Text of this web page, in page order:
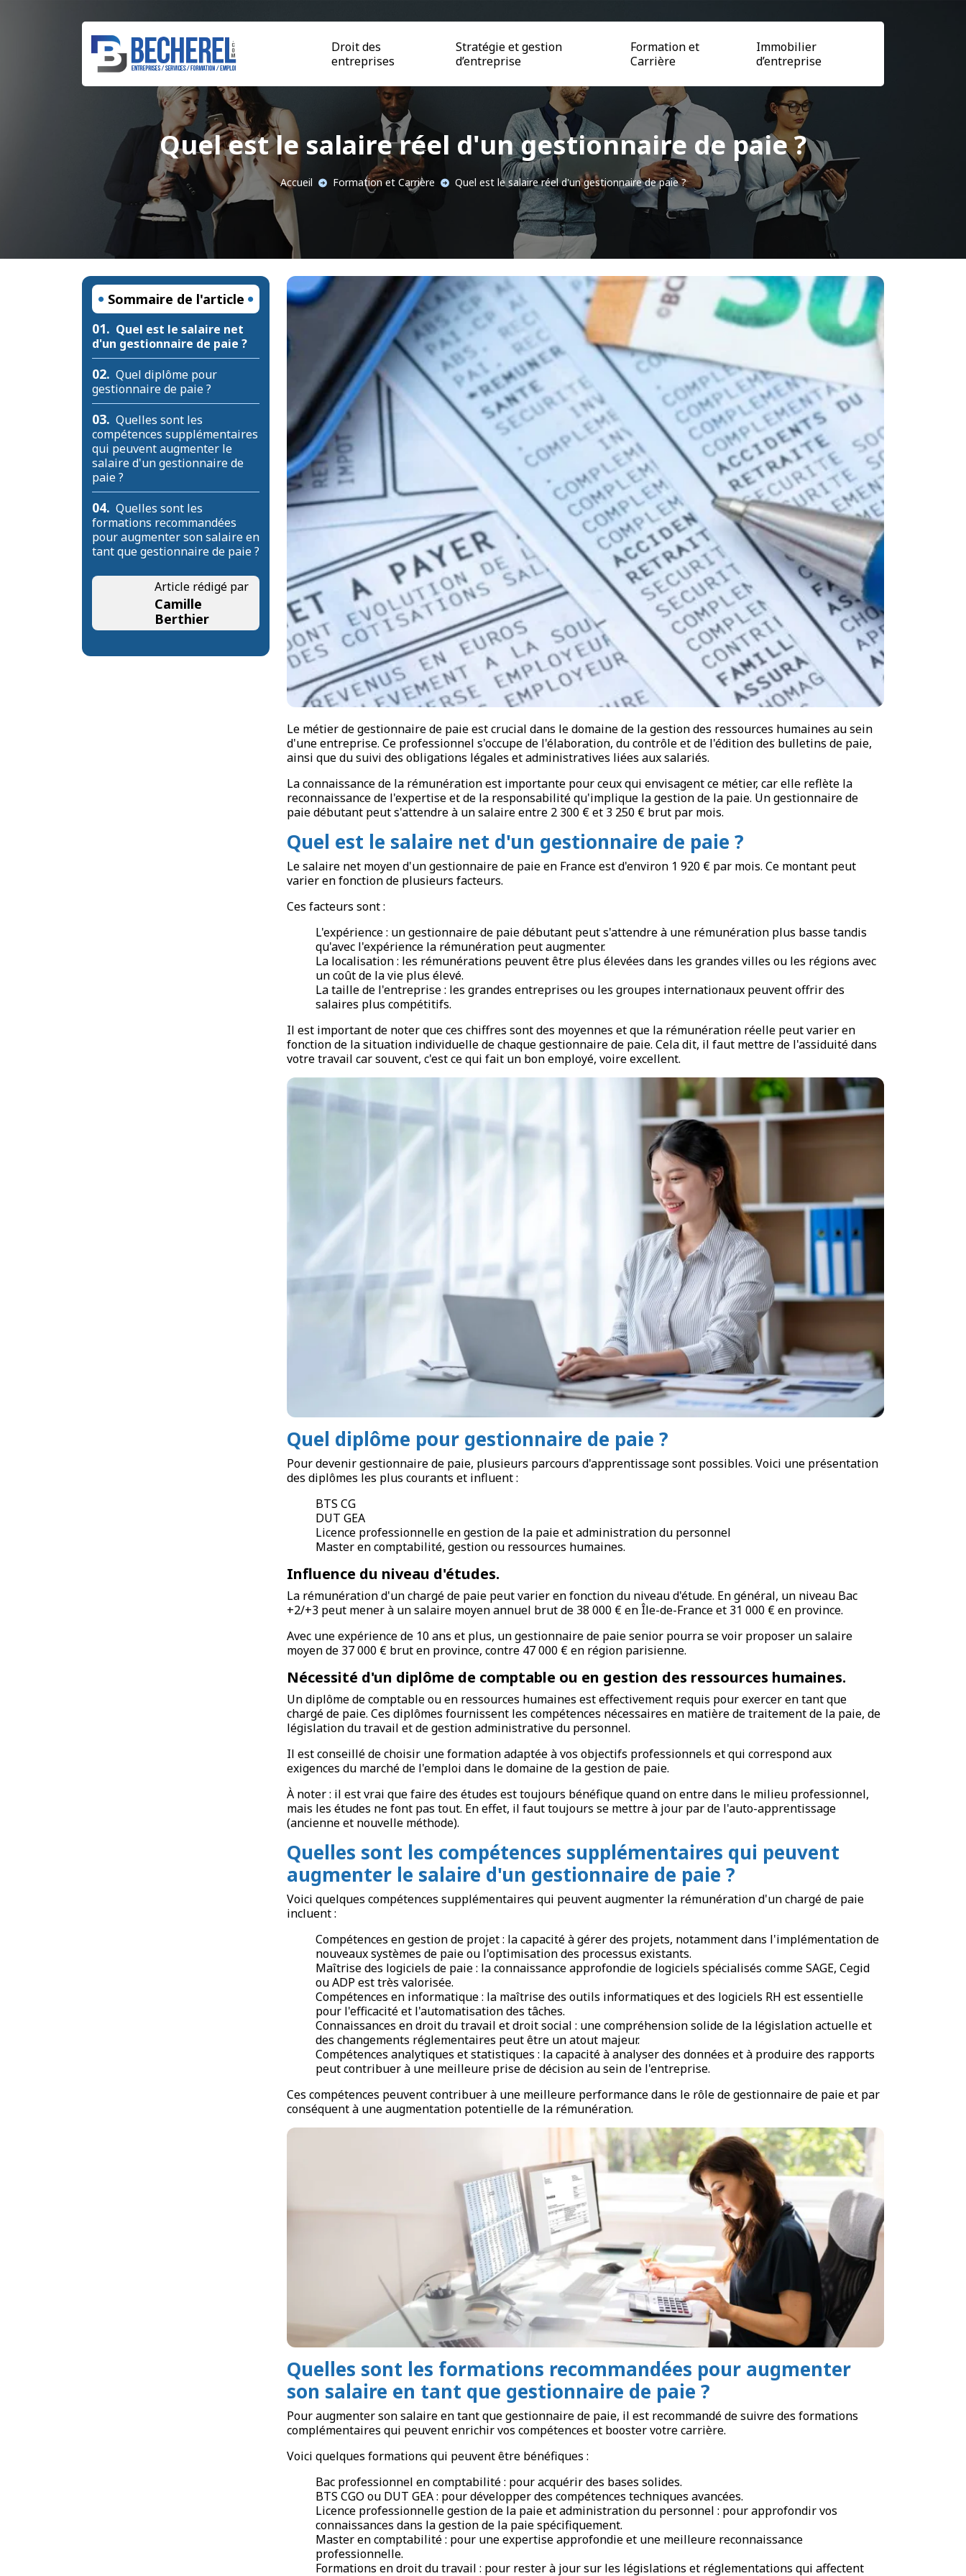
Droit des
entreprises
Stratégie et gestion
d’entreprise
Formation et
Carrière
Immobilier
d’entreprise
Quel est le salaire réel d'un gestionnaire de paie ?
Accueil Formation et Carrière Quel est le salaire réel d'un gestionnaire de paie ?
Le métier de gestionnaire de paie est crucial dans le domaine de la gestion des ressources humaines au sein
d'une entreprise. Ce professionnel s'occupe de l'élaboration, du contrôle et de l'édition des bulletins de paie,
ainsi que du suivi des obligations légales et administratives liées aux salariés.
La connaissance de la rémunération est importante pour ceux qui envisagent ce métier, car elle reflète la
reconnaissance de l'expertise et de la responsabilité qu'implique la gestion de la paie. Un gestionnaire de
paie débutant peut s'attendre à un salaire entre 2 300 € et 3 250 € brut par mois.
Quel est le salaire net d'un gestionnaire de paie ?
Le salaire net moyen d'un gestionnaire de paie en France est d'environ 1 920 € par mois. Ce montant peut
varier en fonction de plusieurs facteurs.
Ces facteurs sont :
L'expérience : un gestionnaire de paie débutant peut s'attendre à une rémunération plus basse tandis
qu'avec l'expérience la rémunération peut augmenter.
La localisation : les rémunérations peuvent être plus élevées dans les grandes villes ou les régions avec
un coût de la vie plus élevé.
La taille de l'entreprise : les grandes entreprises ou les groupes internationaux peuvent offrir des
salaires plus compétitifs.
Il est important de noter que ces chiffres sont des moyennes et que la rémunération réelle peut varier en
fonction de la situation individuelle de chaque gestionnaire de paie. Cela dit, il faut mettre de l'assiduité dans
votre travail car souvent, c'est ce qui fait un bon employé, voire excellent.
Quel diplôme pour gestionnaire de paie ?
Pour devenir gestionnaire de paie, plusieurs parcours d'apprentissage sont possibles. Voici une présentation
des diplômes les plus courants et influent :
BTS CG
DUT GEA
Licence professionnelle en gestion de la paie et administration du personnel
Master en comptabilité, gestion ou ressources humaines.
Influence du niveau d'études.
La rémunération d'un chargé de paie peut varier en fonction du niveau d'étude. En général, un niveau Bac
+2/+3 peut mener à un salaire moyen annuel brut de 38 000 € en Île-de-France et 31 000 € en province.
Avec une expérience de 10 ans et plus, un gestionnaire de paie senior pourra se voir proposer un salaire
moyen de 37 000 € brut en province, contre 47 000 € en région parisienne.
Nécessité d'un diplôme de comptable ou en gestion des ressources humaines.
Un diplôme de comptable ou en ressources humaines est effectivement requis pour exercer en tant que
chargé de paie. Ces diplômes fournissent les compétences nécessaires en matière de traitement de la paie, de
législation du travail et de gestion administrative du personnel.
Il est conseillé de choisir une formation adaptée à vos objectifs professionnels et qui correspond aux
exigences du marché de l'emploi dans le domaine de la gestion de paie.
À noter : il est vrai que faire des études est toujours bénéfique quand on entre dans le milieu professionnel,
mais les études ne font pas tout. En effet, il faut toujours se mettre à jour par de l'auto-apprentissage
(ancienne et nouvelle méthode).
Quelles sont les compétences supplémentaires qui peuvent
augmenter le salaire d'un gestionnaire de paie ?
Voici quelques compétences supplémentaires qui peuvent augmenter la rémunération d'un chargé de paie
incluent :
Compétences en gestion de projet : la capacité à gérer des projets, notamment dans l'implémentation de
nouveaux systèmes de paie ou l'optimisation des processus existants.
Maîtrise des logiciels de paie : la connaissance approfondie de logiciels spécialisés comme SAGE, Cegid
ou ADP est très valorisée.
Compétences en informatique : la maîtrise des outils informatiques et des logiciels RH est essentielle
pour l'efficacité et l'automatisation des tâches.
Connaissances en droit du travail et droit social : une compréhension solide de la législation actuelle et
des changements réglementaires peut être un atout majeur.
Compétences analytiques et statistiques : la capacité à analyser des données et à produire des rapports
peut contribuer à une meilleure prise de décision au sein de l'entreprise.
Ces compétences peuvent contribuer à une meilleure performance dans le rôle de gestionnaire de paie et par
conséquent à une augmentation potentielle de la rémunération.
Quelles sont les formations recommandées pour augmenter
son salaire en tant que gestionnaire de paie ?
Pour augmenter son salaire en tant que gestionnaire de paie, il est recommandé de suivre des formations
complémentaires qui peuvent enrichir vos compétences et booster votre carrière.
Voici quelques formations qui peuvent être bénéfiques :
Bac professionnel en comptabilité : pour acquérir des bases solides.
BTS CGO ou DUT GEA : pour développer des compétences techniques avancées.
Licence professionnelle gestion de la paie et administration du personnel : pour approfondir vos
connaissances dans la gestion de la paie spécifiquement.
Master en comptabilité : pour une expertise approfondie et une meilleure reconnaissance
professionnelle.
Formations en droit du travail : pour rester à jour sur les législations et réglementations qui affectent
Sommaire de l'article
01. Quel est le salaire net
d'un gestionnaire de paie ?
02. Quel diplôme pour
gestionnaire de paie ?
03. Quelles sont les
compétences supplémentaires
qui peuvent augmenter le
salaire d'un gestionnaire de
paie ?
04. Quelles sont les
formations recommandées
pour augmenter son salaire en
tant que gestionnaire de paie ?
Article rédigé par
Camille
Berthier